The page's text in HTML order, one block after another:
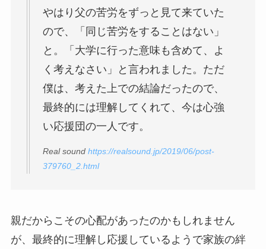
やはり父の苦労をずっと見て来ていた
ので、「同じ苦労をすることはない」
と。「大学に行った意味も含めて、よ
く考えなさい」と言われました。ただ
僕は、考えた上での結論だったので、
最終的には理解してくれて、今は心強
い応援団の一人です。
Real sound https://realsound.jp/2019/06/post-
379760_2.html
親だからこその心配があったのかもしれません
が、最終的に理解し応援しているようで家族の絆